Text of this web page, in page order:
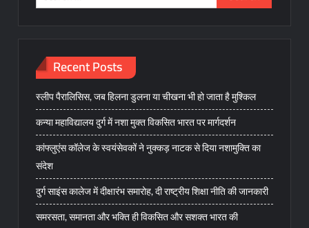
for:
Recent Posts
स्लीप पैरालिसिस, जब हिलना डुलना या चीखना भी हो जाता है मुश्किल
कन्या महाविद्यालय दुर्ग में नशा मुक्त विकसित भारत पर मार्गदर्शन
कांफ्लुएंस कॉलेज के स्वयंसेवकों ने नुक्कड़ नाटक से दिया नशामुक्ति का
संदेश
दुर्ग साइंस कालेज में दीक्षारंभ समारोह, दी राष्ट्रीय शिक्षा नीति की जानकारी
समरसता, समानता और भक्ति ही विकसित और सशक्त भारत की